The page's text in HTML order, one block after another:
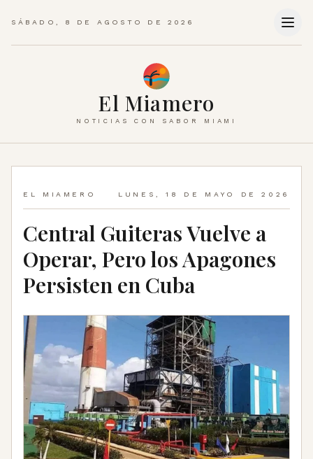
SÁBADO, 8 DE AGOSTO DE 2026
El Miamero
NOTICIAS CON SABOR MIAMI
EL MIAMERO LUNES, 18 DE MAYO DE 2026
Central Guiteras Vuelve a
Operar, Pero los Apagones
Persisten en Cuba